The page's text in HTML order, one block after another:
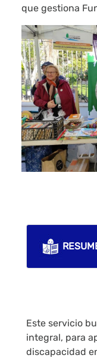
que gestiona
Este servicio
integral, para
discapacidad